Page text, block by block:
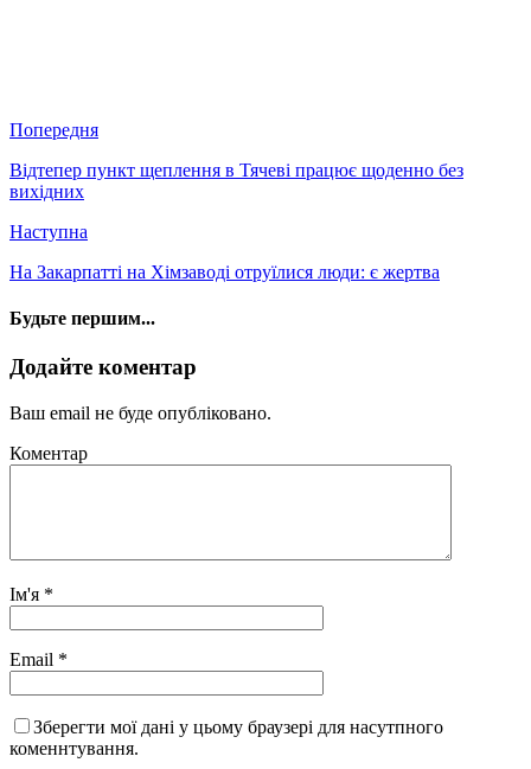
Попередня
Відтепер пункт щеплення в Тячеві працює щоденно без
вихідних
Наступна
На Закарпатті на Хімзаводі отруїлися люди: є жертва
Будьте першим...
Додайте коментар
Ваш email не буде опубліковано.
Коментар
Ім'я *
Email *
Зберегти мої дані у цьому браузері для насутпного
коменнтування.